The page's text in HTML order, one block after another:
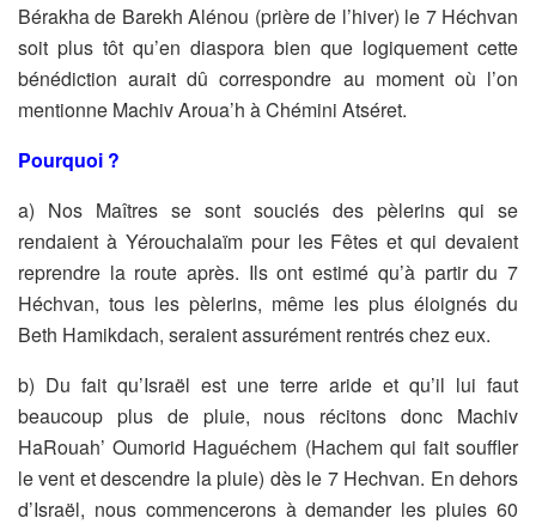
Bérakha de Barekh Alénou (prière de l’hiver) le 7 Héchvan
soit plus tôt qu’en diaspora bien que logiquement cette
bénédiction aurait dû correspondre au moment où l’on
mentionne Machiv Aroua’h à Chémini Atséret.
Pourquoi ?
a) Nos Maîtres se sont souciés des pèlerins qui se
rendaient à Yérouchalaïm pour les Fêtes et qui devaient
reprendre la route après. Ils ont estimé qu’à partir du 7
Héchvan, tous les pèlerins, même les plus éloignés du
Beth Hamikdach, seraient assurément rentrés chez eux.
b) Du fait qu’Israël est une terre aride et qu’il lui faut
beaucoup plus de pluie, nous récitons donc Machiv
HaRouah’ Oumorid Haguéchem (Hachem qui fait souffler
le vent et descendre la pluie) dès le 7 Hechvan. En dehors
d’Israël, nous commencerons à demander les pluies 60